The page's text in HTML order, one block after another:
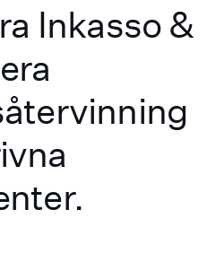
Inkasso &